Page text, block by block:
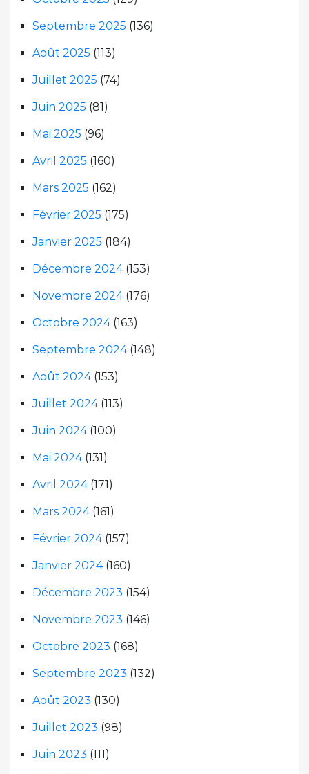
Septembre 2025 (136)
Août 2025 (113)
Juillet 2025 (74)
Juin 2025 (81)
Mai 2025 (96)
Avril 2025 (160)
Mars 2025 (162)
Février 2025 (175)
Janvier 2025 (184)
Décembre 2024(153)
Novembre 2024(176)
Octobre 2024(163)
Septembre 2024(148)
Août 2024(153)
Juillet 2024(113)
Juin 2024(100)
Mai 2024(131)
Avril 2024(171)
Mars 2024(161)
Février 2024(157)
Janvier 2024(160)
Décembre 2023 (154)
Novembre 2023 (146)
Octobre 2023 (168)
Septembre 2023 (132)
Août 2023 (130)
Juillet 2023 (98)
Juin 2023 (111)